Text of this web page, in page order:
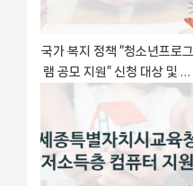
국가 복지 정책 “청소년프로그
램 공모 지원” 신청 대상 및 자
격 조건 – 한국청소년활동진
흥원